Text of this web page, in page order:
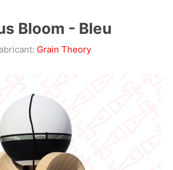
Bloom - Bleu
Grain Theory